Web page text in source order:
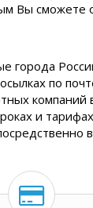
Вы сможете
города
по
компаний
и